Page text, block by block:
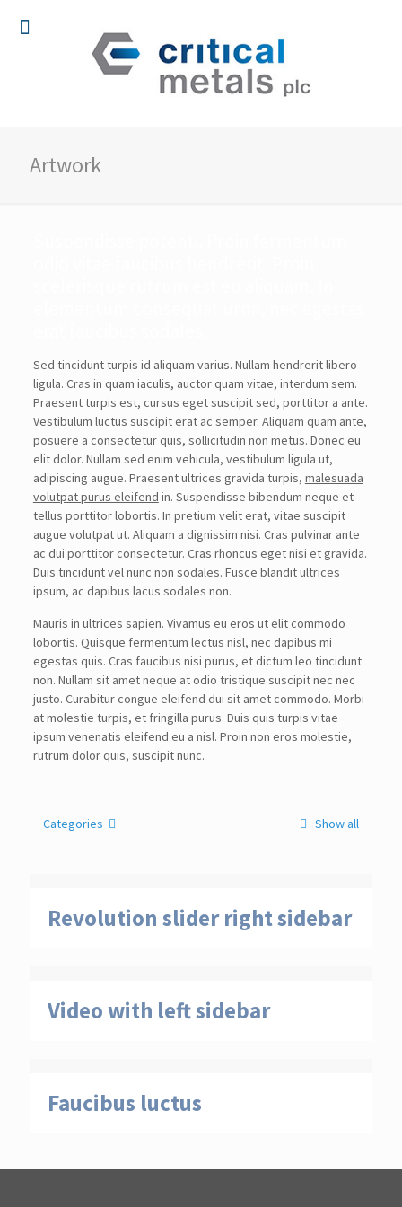
Artwork
Sed tincidunt turpis id aliquam varius. Nullam hendrerit libero
ligula. Cras in quam iaculis, auctor quam vitae, interdum sem.
Praesent turpis est, cursus eget suscipit sed, porttitor a ante.
Vestibulum luctus suscipit erat ac semper. Aliquam quam ante,
posuere a consectetur quis, sollicitudin non metus. Donec eu
elit dolor. Nullam sed enim vehicula, vestibulum ligula ut,
adipiscing augue. Praesent ultrices gravida turpis, malesuada
volutpat purus eleifend in. Suspendisse bibendum neque et
tellus porttitor lobortis. In pretium velit erat, vitae suscipit
augue volutpat ut. Aliquam a dignissim nisi. Cras pulvinar ante
ac dui porttitor consectetur. Cras rhoncus eget nisi et gravida.
Duis tincidunt vel nunc non sodales. Fusce blandit ultrices
ipsum, ac dapibus lacus sodales non.
Mauris in ultrices sapien. Vivamus eu eros ut elit commodo
lobortis. Quisque fermentum lectus nisl, nec dapibus mi
egestas quis. Cras faucibus nisi purus, et dictum leo tincidunt
non. Nullam sit amet neque at odio tristique suscipit nec nec
justo. Curabitur congue eleifend dui sit amet commodo. Morbi
at molestie turpis, et fringilla purus. Duis quis turpis vitae
ipsum venenatis eleifend eu a nisl. Proin non eros molestie,
rutrum dolor quis, suscipit nunc.
Categories Show all
Revolution slider right sidebar
Video with left sidebar
Faucibus luctus